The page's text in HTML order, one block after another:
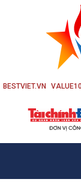
BESTVIET.VN